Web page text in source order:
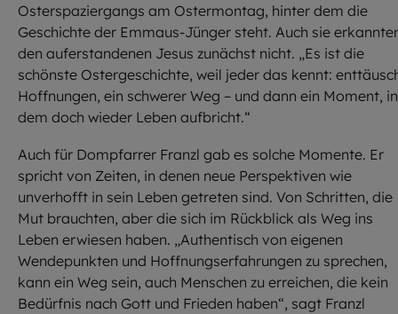
Osterspaziergangs am Ostermontag, hinter dem die
Geschichte der Emmaus-Jünger steht. Auch sie
den auferstandenen Jesus zunächst nicht. „Es ist die
schönste Ostergeschichte, weil jeder das kennt:
Hoffnungen, ein schwerer Weg – und dann ein Moment, in
dem doch wieder Leben aufbricht.“
Auch für Dompfarrer Franzl gab es solche Momente. Er
spricht von Zeiten, in denen neue Perspektiven wie
unverhofft in sein Leben getreten sind. Von Schritten, die
Mut brauchten, aber die sich im Rückblick als Weg ins
Leben erwiesen haben. „Authentisch von eigenen
Wendepunkten und Hoffnungserfahrungen zu sprechen,
kann ein Weg sein, auch Menschen zu erreichen, die kein
Bedürfnis nach Gott und Frieden haben“, sagt Franzl